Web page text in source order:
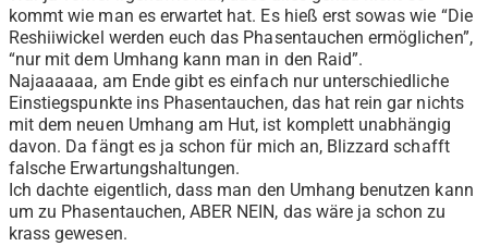
kommt wie man es erwartet hat. Es hieß erst sowas wie “Die
Reshiiwickel werden euch das Phasentauchen ermöglichen”,
“nur mit dem Umhang kann man in den Raid”.
Najaaaaaa, am Ende gibt es einfach nur unterschiedliche
Einstiegspunkte ins Phasentauchen, das hat rein gar nichts
mit dem neuen Umhang am Hut, ist komplett unabhängig
davon. Da fängt es ja schon für mich an, Blizzard schafft
falsche Erwartungshaltungen.
Ich dachte eigentlich, dass man den Umhang benutzen kann
um zu Phasentauchen, ABER NEIN, das wäre ja schon zu
krass gewesen.